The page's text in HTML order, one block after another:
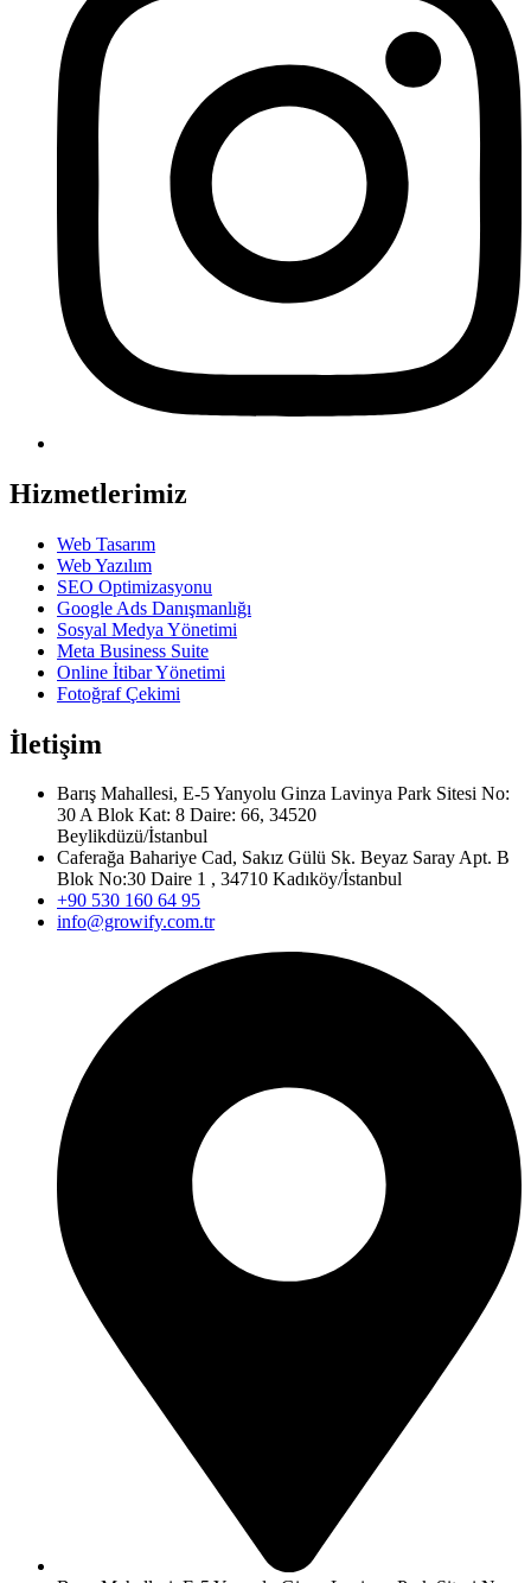
Hizmetlerimiz
Web Tasarım
Web Yazılım
SEO Optimizasyonu
Google Ads Danışmanlığı
Sosyal Medya Yönetimi
Meta Business Suite
Online İtibar Yönetimi
Fotoğraf Çekimi
İletişim
Barış Mahallesi, E-5 Yanyolu Ginza Lavinya Park Sitesi No:
30 A Blok Kat: 8 Daire: 66, 34520
Beylikdüzü/İstanbul
Caferağa Bahariye Cad, Sakız Gülü Sk. Beyaz Saray Apt. B
Blok No:30 Daire 1 , 34710 Kadıköy/İstanbul
+90 530 160 64 95‬
info@growify.com.tr